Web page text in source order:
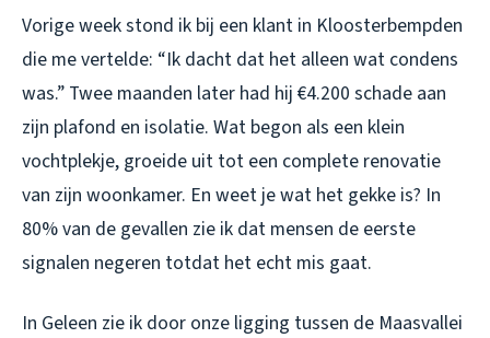
Vorige week stond ik bij een klant in Kloosterbempden
die me vertelde: “Ik dacht dat het alleen wat condens
was.” Twee maanden later had hij €4.200 schade aan
zijn plafond en isolatie. Wat begon als een klein
vochtplekje, groeide uit tot een complete renovatie
van zijn woonkamer. En weet je wat het gekke is? In
80% van de gevallen zie ik dat mensen de eerste
signalen negeren totdat het echt mis gaat.
In Geleen zie ik door onze ligging tussen de Maasvallei